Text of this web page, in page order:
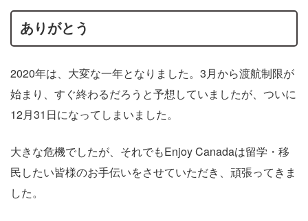
ありがとう
2020年は、大変な一年となりました。3月から渡航制限が
始まり、すぐ終わるだろうと予想していましたが、ついに
12月31日になってしまいました。
大きな危機でしたが、それでもEnjoy Canadaは留学・移
民したい皆様のお手伝いをさせていただき、頑張ってきま
した。